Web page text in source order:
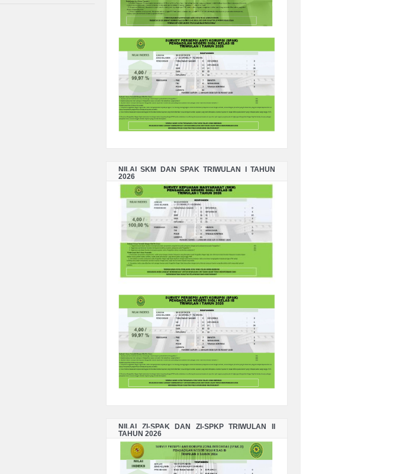
NILAI SKM DAN SPAK TRIWULAN I TAHUN
2026
NILAI ZI-SPAK DAN ZI-SPKP TRIWULAN II
TAHUN 2026